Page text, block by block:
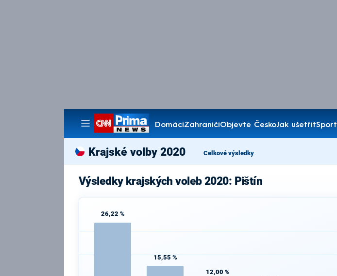
DomácíZahraničíObjevte ČeskoJak ušetřitSport
Pořady
Krajské volby 2020 Celkové výsledky
Výsledky krajských voleb 2020: Pištín
26,22 %
15,55 %
12,00 %